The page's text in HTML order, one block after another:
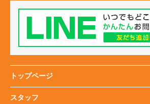
トップページ
スタッフ